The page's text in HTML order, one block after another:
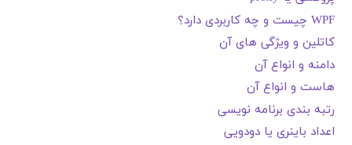
WPF چیست و چه کاربردی دارد؟
کاتلین و ویژگی های آن
دامنه و انواع آن
هاست و انواع آن
رتبه بندی برنامه نویسی
اعداد باینری یا دودویی